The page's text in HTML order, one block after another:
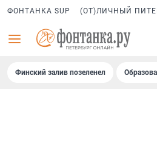
ФОНТАНКА SUP (ОТ)ЛИЧНЫЙ
Финский залив позеленел